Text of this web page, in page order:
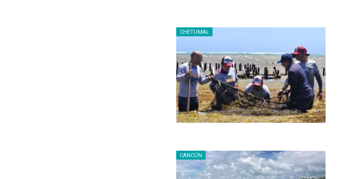
CHETUMAL
CANCÚN